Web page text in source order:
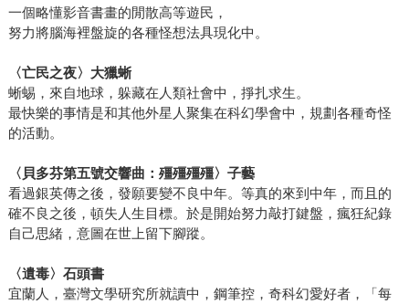
一個略懂影音書畫的閒散高等遊民，
努力將腦海裡盤旋的各種怪想法具現化中。
〈亡民之夜〉大獵蜥
蜥蜴，來自地球，躲藏在人類社會中，掙扎求生。
最快樂的事情是和其他外星人聚集在科幻學會中，規劃各種奇怪
的活動。
〈貝多芬第五號交響曲：殭殭殭殭〉子藝
看過銀英傳之後，發願要變不良中年。等真的來到中年，而且的
確不良之後，頓失人生目標。於是開始努力敲打鍵盤，瘋狂紀錄
自己思緒，意圖在世上留下腳蹤。
〈遺毒〉石頭書
宜蘭人，臺灣文學研究所就讀中，鋼筆控，奇科幻愛好者，「每